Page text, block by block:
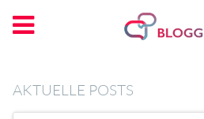
AKTUELLE POSTS